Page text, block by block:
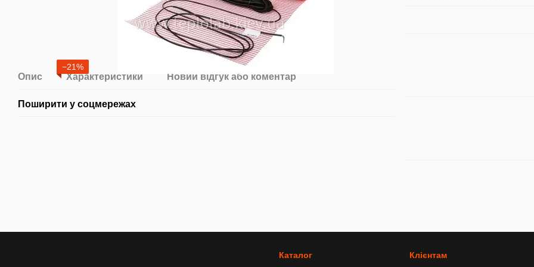
−21%
Опис Характеристики Новий відгук або коментар
Поширити у соцмережах
Каталог Клієнтам